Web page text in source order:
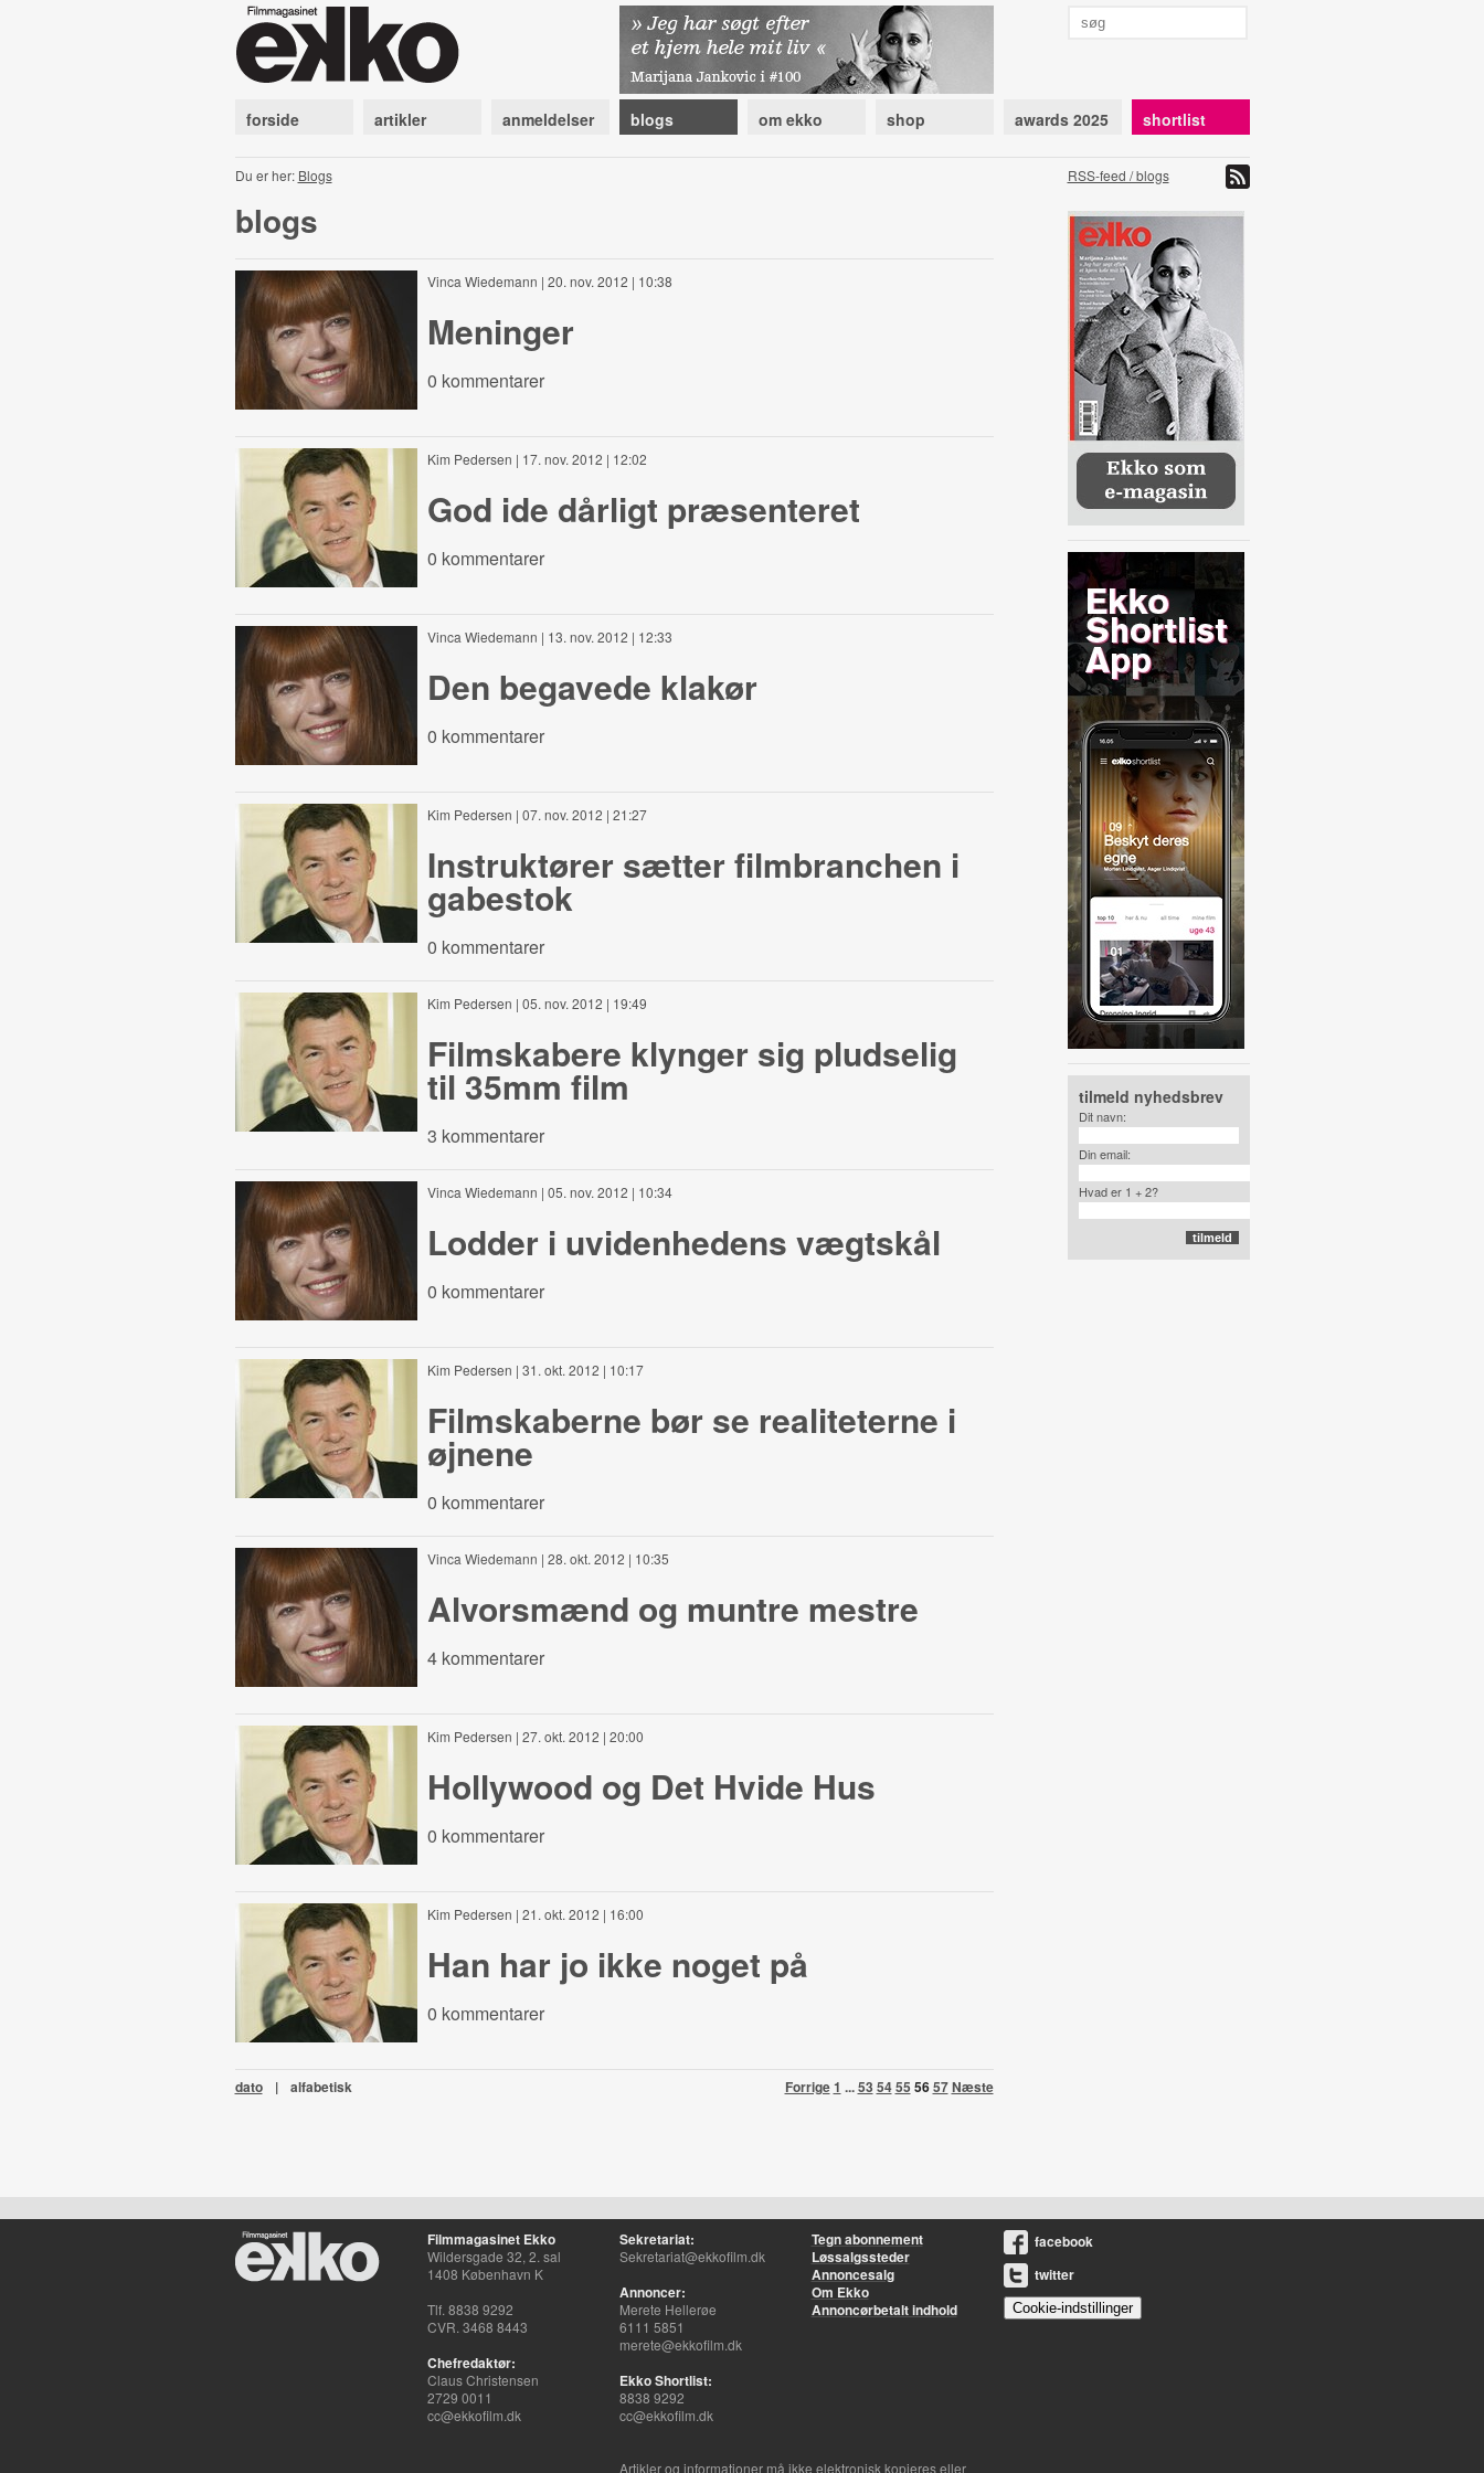
forside artikler anmeldelser blogs om ekko shop awards 2025 shortlist
Du er her: Blogs RSS-feed / blogs
blogs
Vinca Wiedemann | 20. nov. 2012 | 10:38
Meninger
0 kommentarer
Kim Pedersen | 17. nov. 2012 | 12:02
God ide dårligt præsenteret
0 kommentarer
Vinca Wiedemann | 13. nov. 2012 | 12:33
Den begavede klakør
0 kommentarer
Kim Pedersen | 07. nov. 2012 | 21:27
Instruktører sætter filmbranchen i
gabestok
0 kommentarer
Kim Pedersen | 05. nov. 2012 | 19:49
Filmskabere klynger sig pludselig
til 35mm film
3 kommentarer
Vinca Wiedemann | 05. nov. 2012 | 10:34
Lodder i uvidenhedens vægtskål
0 kommentarer
Kim Pedersen | 31. okt. 2012 | 10:17
Filmskaberne bør se realiteterne i
øjnene
0 kommentarer
Vinca Wiedemann | 28. okt. 2012 | 10:35
Alvorsmænd og muntre mestre
4 kommentarer
Kim Pedersen | 27. okt. 2012 | 20:00
Hollywood og Det Hvide Hus
0 kommentarer
Kim Pedersen | 21. okt. 2012 | 16:00
Han har jo ikke noget på
0 kommentarer
Forrige1 ...53 5455 5657Næste
dato | alfabetisk
tilmeld nyhedsbrev
Dit navn:
Din email:
Hvad er 1 + 2?
Filmmagasinet Ekko
Wildersgade 32, 2. sal
1408 København K
Tlf. 8838 9292
CVR. 3468 8443
Chefredaktør:
Claus Christensen
2729 0011
cc@ekkofilm.dk
Sekretariat:
Sekretariat@ekkofilm.dk
Annoncer:
Merete Hellerøe
6111 5851
merete@ekkofilm.dk
Ekko Shortlist:
8838 9292
cc@ekkofilm.dk
Tegn abonnement
Løssalgssteder
Annoncesalg
Om Ekko
Annoncørbetalt indhold
facebook
twitter
Cookie-indstillinger
Artikler og informationer må ikke elektronisk kopieres eller